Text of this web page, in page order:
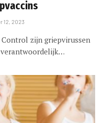
12, 2023
Control zijn griepvirussen
verantwoordelijk…